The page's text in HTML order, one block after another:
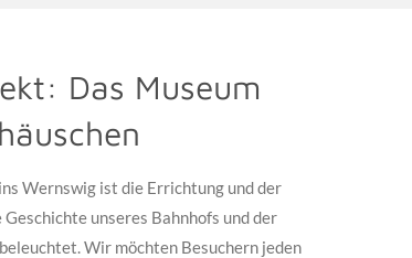
Das Museum
Wernswig ist die Errichtung und der
unseres Bahnhofs und der
Wir möchten Besuchern jeden